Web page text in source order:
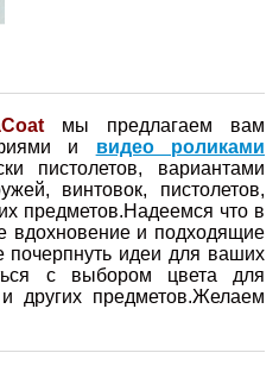
мы предлагаем вам
и видео роликами
пистолетов, вариантами
винтовок, пистолетов,
предметов.Надеемся что в
вдохновение и подходящие
идеи для ваших
с выбором цвета для
других предметов.Желаем